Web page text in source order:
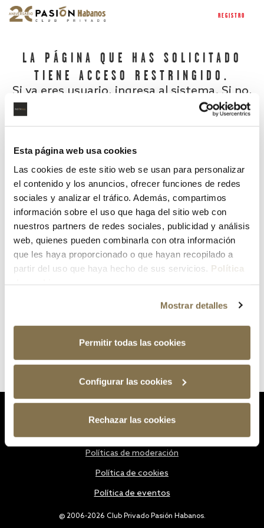
Esta página web usa cookies
Las cookies de este sitio web se usan para personalizar
el contenido y los anuncios, ofrecer funciones de redes
sociales y analizar el tráfico. Además, compartimos
información sobre el uso que haga del sitio web con
nuestros partners de redes sociales, publicidad y análisis
web, quienes pueden combinarla con otra información
que les haya proporcionado o que hayan recopilado a
partir del uso que haya hecho de sus servicios. Política
Mostrar detalles
Permitir todas las cookies
Configurar las cookies
Rechazar las cookies
REGISTRO
LA PÁGINA QUE HAS SOLICITADO
TIENE ACCESO RESTRINGIDO.
Si ya eres usuario, ingresa al sistema. Si no,
¿Has olvidado tu contraseña?
@ 2006-2026 Club Privado Pasión Habanos.
Políticas de moderación
Política de cookies
Política de eventos